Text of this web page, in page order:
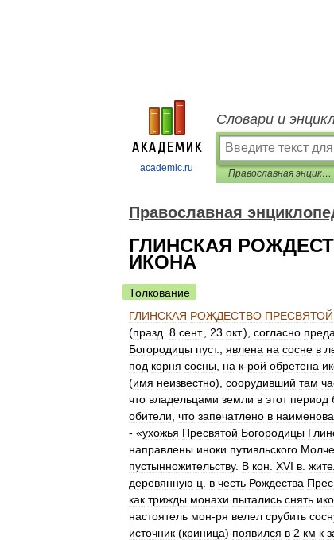
academic.ru
Словари и
Православная энциклопедия
Православная
ГЛИНСКАЯ
ИКОНА
Толкование
ГЛИНСКАЯ РОЖДЕСТВО ПРЕСВЯТОЙ
(празд 8 сент., 23 окт.), согласно
Богородицы пуст., явлена на сосне в
под корня сосны на к-рой обретена
(имя неизвестно), соорудивший там
что владельцами земли в этот период
обители что запечатлено в
- «ухожья Пресвятой Богородицы
направлены иноки путивльского
пустынножительству. В кон XVI в
деревянную ц в честь Рождества
как трижды монахи пытались снять
настоятель мон-ря велел срубить
источник (криница) появился в 2 км к